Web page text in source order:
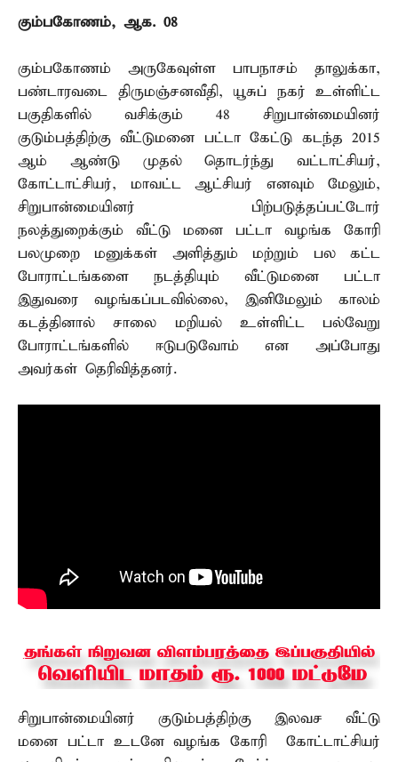
கும்பகோணம், ஆக. 08 –
கும்பகோணம் அருகேவுள்ள பாபநாசம் தாலுக்கா,
பண்டாரவடை திருமஞ்சனவீதி, யூசுப் நகர் உள்ளிட்ட
பகுதிகளில் வசிக்கும் 48 சிறுபான்மையினர்
குடும்பத்திற்கு வீட்டுமனை பட்டா கேட்டு கடந்த 2015
ஆம் ஆண்டு முதல் தொடர்ந்து வட்டாட்சியர்,
கோட்டாட்சியர், மாவட்ட ஆட்சியர் எனவும் மேலும்,
சிறுபான்மையினர் பிற்படுத்தப்பட்டோர்
நலத்துறைக்கும் வீட்டு மனை பட்டா வழங்க கோரி
பலமுறை மனுக்கள் அளித்தும் மற்றும் பல கட்ட
போராட்டங்களை நடத்தியும் வீட்டுமனை பட்டா
இதுவரை வழங்கப்படவில்லை, இனிமேலும் காலம்
கடத்தினால் சாலை மறியல் உள்ளிட்ட பல்வேறு
போராட்டங்களில் ஈடுபடுவோம் என அப்போது
அவர்கள் தெரிவித்தனர்.
சிறுபான்மையினர் குடும்பத்திற்கு இலவச வீட்டு
மனை பட்டா உடனே வழங்க கோரி கோட்டாட்சியர்